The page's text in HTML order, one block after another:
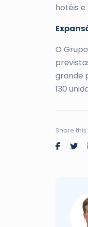
hotéis
O
grande
130
Share this: